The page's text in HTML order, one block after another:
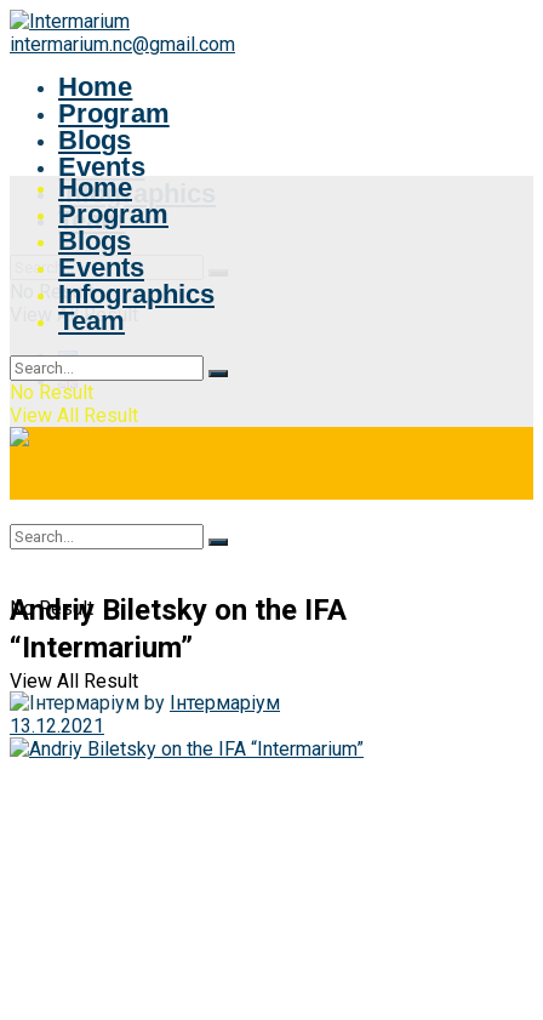
intermarium.nc@gmail.com
Home
Program
Blogs
Events
Infographics
Team
No Result
View All Result
Home
Program
Blogs
Events
Infographics
Team
No Result
View All Result
No Result
View All Result
Andriy Biletsky on the IFA
“Intermarium”
by Інтермаріум
13.12.2021